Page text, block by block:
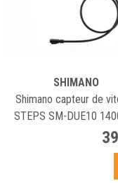
SHIMANO
Shimano capteur de
STEPS SM-DUE10
39